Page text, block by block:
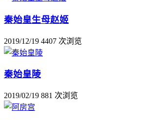
秦始皇生母赵姬
2019/12/19 4407 次浏览
秦始皇陵
2019/02/19 881 次浏览